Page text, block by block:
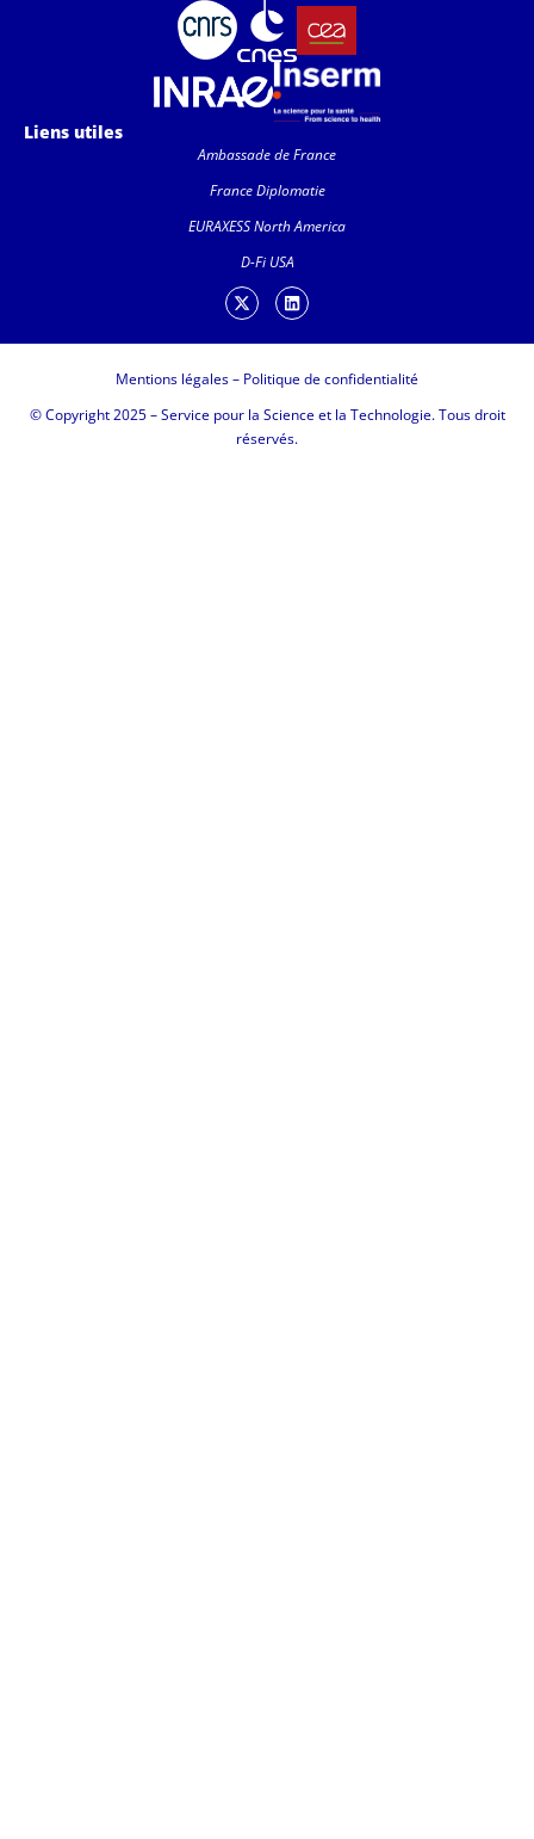
Liens utiles
Ambassade de France
France Diplomatie
EURAXESS North America
D-Fi USA
Mentions légales– Politique de confidentialité
© Copyright 2025 – Service pour la Science et la Technologie. Tous droit
réservés.